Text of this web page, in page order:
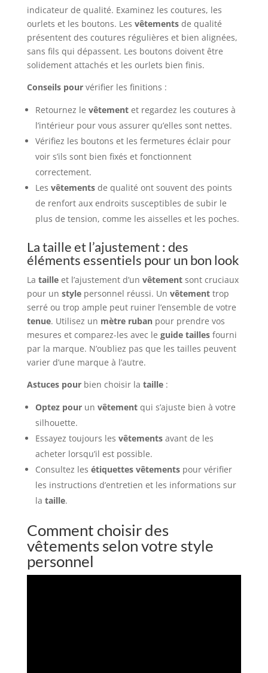
indicateur de qualité. Examinez les coutures, les
ourlets et les boutons. Les vêtementsde qualité
présentent des coutures régulières et bien alignées,
sans fils qui dépassent. Les boutons doivent être
solidement attachés et les ourlets bien finis.
Conseils pourvérifier les finitions :
Retournez le vêtementet regardez les coutures à
l’intérieur pour vous assurer qu’elles sont nettes.
Vérifiez les boutons et les fermetures éclair pour
voir s’ils sont bien fixés et fonctionnent
correctement.
Les vêtementsde qualité ont souvent des points
de renfort aux endroits susceptibles de subir le
plus de tension, comme les aisselles et les poches.
La taille et l’ajustement : des
éléments essentiels pour un bon look
La tailleet l’ajustement d’un vêtementsont cruciaux
pour un stylepersonnel réussi. Un vêtementtrop
serré ou trop ample peut ruiner l’ensemble de votre
tenue. Utilisez un mètre rubanpour prendre vos
mesures et comparez-les avec le guide taillesfourni
par la marque. N’oubliez pas que les tailles peuvent
varier d’une marque à l’autre.
Astuces pourbien choisir la taille:
Optez pourun vêtementqui s’ajuste bien à votre
silhouette.
Essayez toujours les vêtementsavant de les
acheter lorsqu’il est possible.
Consultez les étiquettes vêtementspour vérifier
les instructions d’entretien et les informations sur
la taille.
Comment choisir des
vêtements selon votre style
personnel